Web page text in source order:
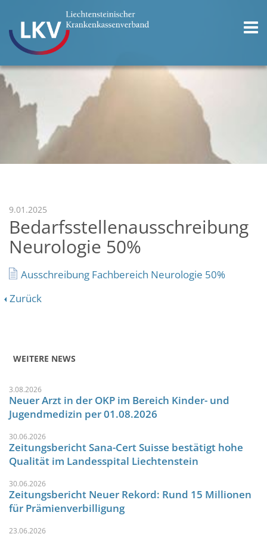
9.01.2025
Bedarfsstellenausschreibung
Neurologie 50%
Ausschreibung Fachbereich Neurologie 50%
Zurück
WEITERE NEWS
3.08.2026
Neuer Arzt in der OKP im Bereich Kinder- und
Jugendmedizin per 01.08.2026
30.06.2026
Zeitungsbericht Sana-Cert Suisse bestätigt hohe
Qualität im Landesspital Liechtenstein
30.06.2026
Zeitungsbericht Neuer Rekord: Rund 15 Millionen
für Prämienverbilligung
23.06.2026